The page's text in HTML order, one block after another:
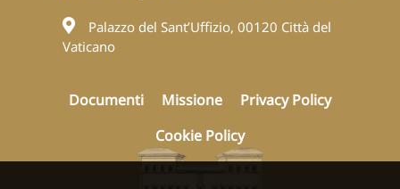
Palazzo del Sant’Uffizio, 00120 Città del
Vaticano
Documenti Missione
Privacy Policy
Cookie Policy